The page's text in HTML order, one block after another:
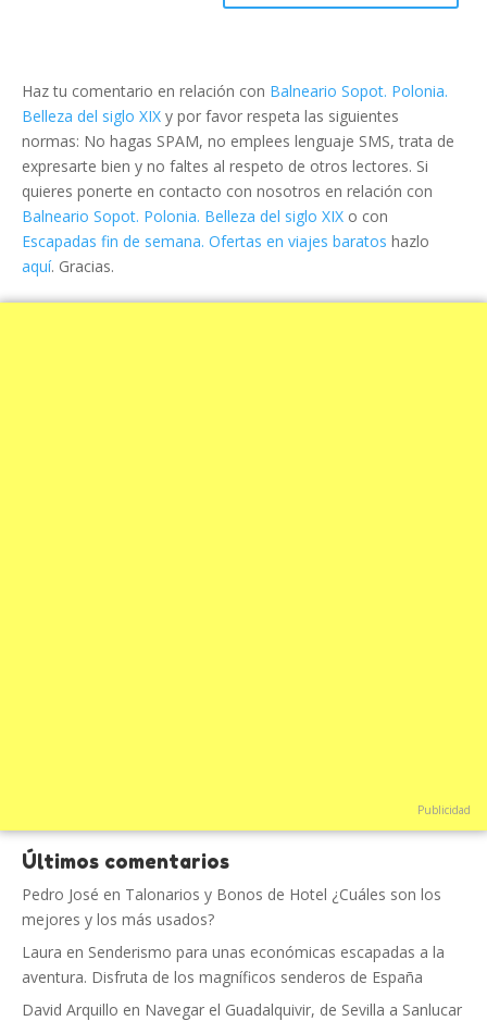
Haz tu comentario en relación con Balneario Sopot. Polonia.
Belleza del siglo XIX y por favor respeta las siguientes
normas: No hagas SPAM, no emplees lenguaje SMS, trata de
expresarte bien y no faltes al respeto de otros lectores. Si
quieres ponerte en contacto con nosotros en relación con
Balneario Sopot. Polonia. Belleza del siglo XIX o con
Escapadas fin de semana. Ofertas en viajes baratos hazlo
aquí. Gracias.
Publicidad
Últimos comentarios
Pedro José en Talonarios y Bonos de Hotel ¿Cuáles son los
mejores y los más usados?
Laura en Senderismo para unas económicas escapadas a la
aventura. Disfruta de los magníficos senderos de España
David Arquillo en Navegar el Guadalquivir, de Sevilla a Sanlucar